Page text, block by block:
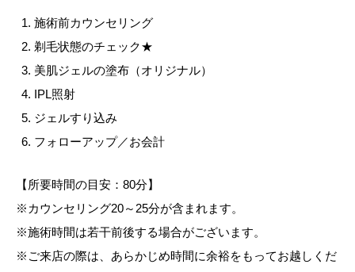
施術前カウンセリング
剃毛状態のチェック★
美肌ジェルの塗布（オリジナル）
IPL照射
ジェルすり込み
フォローアップ／お会計
【所要時間の目安：80分】
※カウンセリング20～25分が含まれます。
※施術時間は若干前後する場合がございます。
※ご来店の際は、あらかじめ時間に余裕をもってお越しくだ